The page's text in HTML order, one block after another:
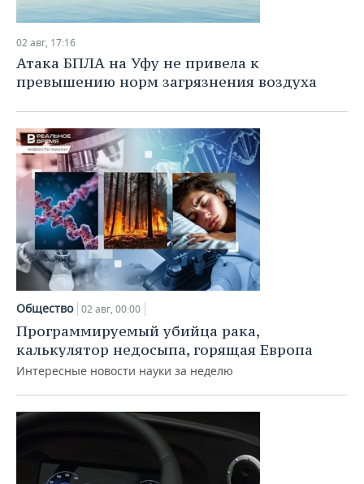
02 авг, 17:16
Атака БПЛА на Уфу не привела к
превышению норм загрязнения воздуха
Общество 02 авг, 00:00
Программируемый убийца рака,
калькулятор недосыпа, горящая Европа
Интересные новости науки за неделю